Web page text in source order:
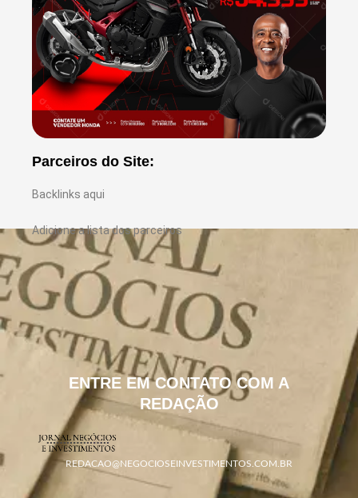
Parceiros do Site:
Backlinks aqui
Adicione a lista dos parceiros
ENTRE EM CONTATO COM A
REDAÇÃO
REDACAO@NEGOCIOSEINVESTIMENTOS.COM.BR